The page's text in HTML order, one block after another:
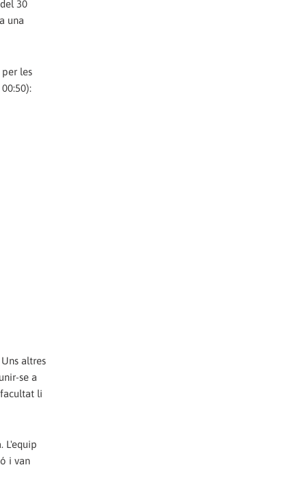
30
una
les
altres
se a
facultat li
L'equip
i van